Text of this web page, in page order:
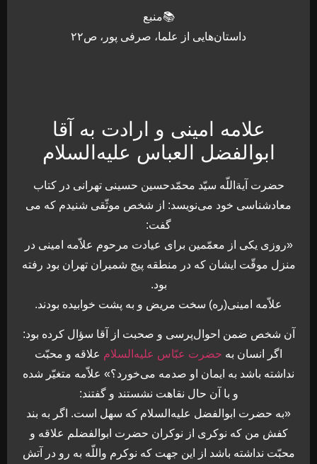
📚منبع
داستان‌هایی از علما، صرفی پور، ص۲۲
علامه امینی و ارادت به آقا
ابوالفضل العباس عليه‌السلام
حضرت آيةاللّه سيّد محمّدحسين حسينى تهرانى در كتاب
معادشناسى خود مى‌نويسد: از شخص موثّقى شنيدم كه مى
گفت:
«روزى يكى از معمّمين براى عيادت مرحوم علاّمه امينى در
منزل موقّت ايشان كه در منطقه پيچ شميران تهران بود رفته
بود.
علاّمه امينى(ره) سخت مريض و به پشت خوابيده بودند.
آن شخص ضمن احوال‌پرسى و صحبت از آقا سؤال كرده بود:
اگر انسان به حضرت عبّاس عليه‌السلام علاقه و محبّت
نداشته باشد به ايمان او صدمه مى‌خورد؟» علاّمه متغيّر شده
و با آن حال نقاهت نشستند و گفتند:
«به حضرت ابوالفضل عليه‌السلام كه سهل است. اگر به بند
كفش من كه نوكرى از نوكران حضرت ابوالفضلم علاقه و
محبّت نداشته باشد از اين جهت كه نوكرم واللّه به رو در آتش